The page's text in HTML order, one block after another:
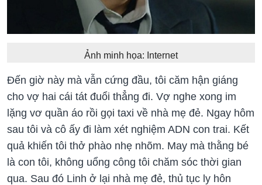
Ảnh minh họa: Internet
Đến giờ này mà vẫn cứng đầu, tôi căm hận giáng
cho vợ hai cái tát đuổi thẳng đi. Vợ nghe xong im
lặng vơ quần áo rồi gọi taxi về nhà mẹ đẻ. Ngay hôm
sau tôi và cô ấy đi làm xét nghiệm ADN con trai. Kết
quả khiến tôi thở phào nhẹ nhõm. May mà thằng bé
là con tôi, không uổng công tôi chăm sóc thời gian
qua. Sau đó Linh ở lại nhà mẹ đẻ, thủ tục ly hôn